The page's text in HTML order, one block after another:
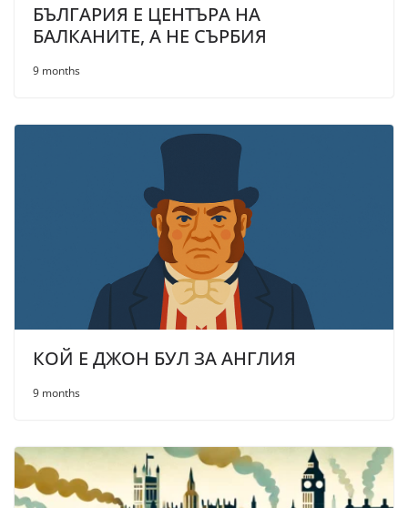
БЪЛГАРИЯ Е ЦЕНТЪРА НА
БАЛКАНИТЕ, А НЕ СЪРБИЯ
9 months
КОЙ Е ДЖОН БУЛ ЗА АНГЛИЯ
9 months